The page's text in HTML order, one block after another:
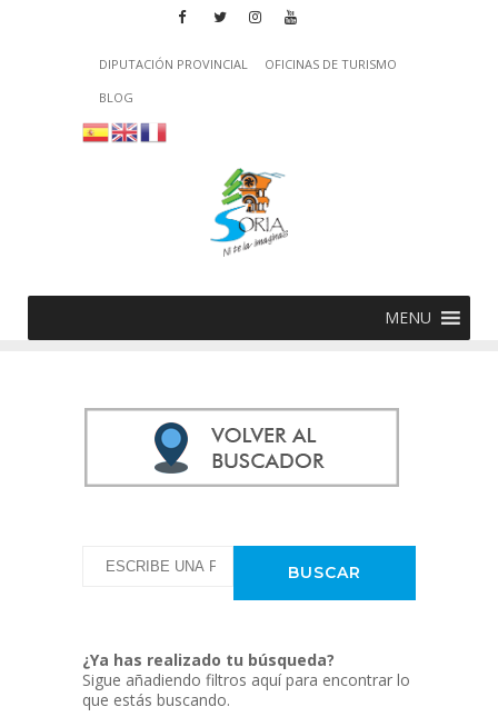
DIPUTACIÓN PROVINCIAL
OFICINAS DE TURISMO
BLOG
MENU
¿Ya has realizado tu búsqueda?
Sigue añadiendo filtros aquí para encontrar lo
que estás buscando.